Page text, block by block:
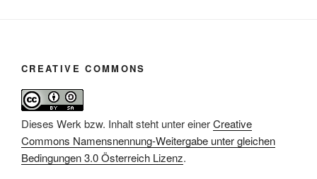
CREATIVE COMMONS
Dieses Werk bzw. Inhalt steht unter einerCreative
Commons Namensnennung-Weitergabe unter gleichen
Bedingungen 3.0 Österreich Lizenz.